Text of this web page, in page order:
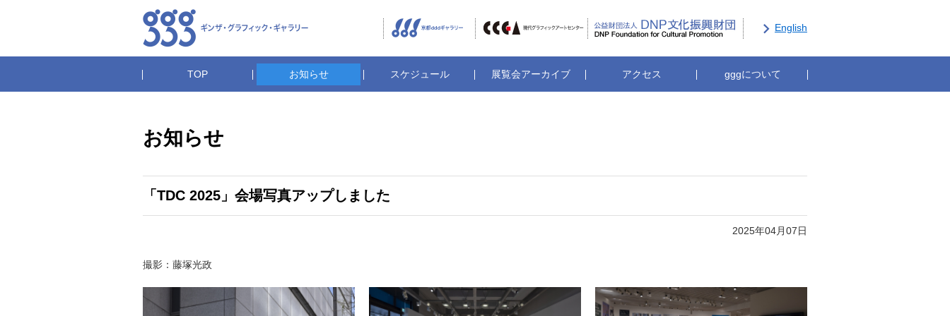
English
TOP お知らせ スケジュール 展覧会アーカイブ アクセス gggについて
京都dddギャラリー CCGA現代グラフィックアートセンター公益財団法人DNP文化振興財団
お知らせ
「TDC 2025」会場写真アップしました
2025年04月07日
撮影：藤塚光政